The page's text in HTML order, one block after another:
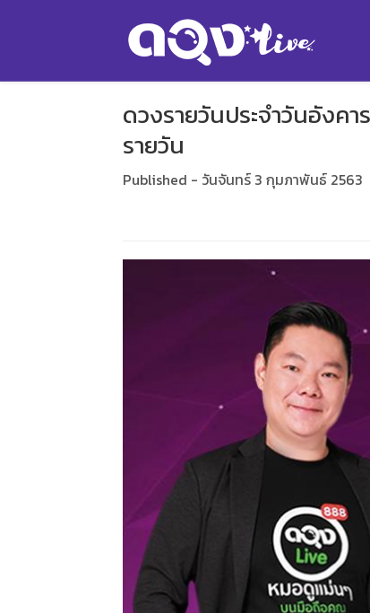
ดวงรายวันประจำวันอังค
รายวัน
Published - วันจันทร์ 3 กุมภาพันธ์ 2563